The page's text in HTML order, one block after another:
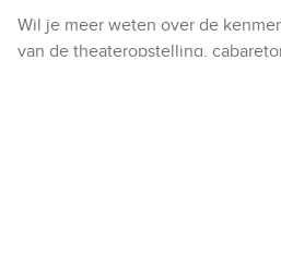
Wil je meer weten over de
van de theateropstelling,